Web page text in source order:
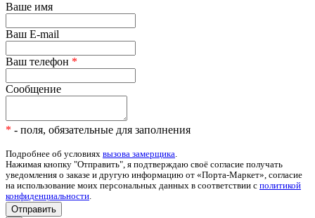
Ваше имя
Ваш E-mail
Ваш телефон *
Сообщение
* - поля, обязательные для заполнения
Подробнее об условиях вызова замерщика.
Нажимая кнопку "Отправить", я подтверждаю своё согласие получать
уведомления о заказе и другую информацию от «Порта-Маркет», согласие
на использование моих персональных данных в соответствии с политикой
конфиденциальности.
Отправить